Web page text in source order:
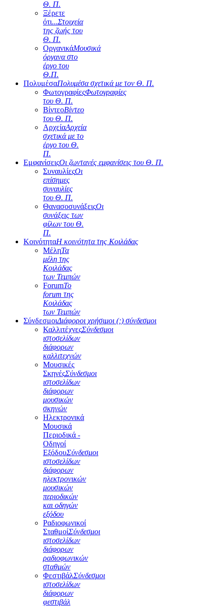
Θ. Π.
Ξέρετε
ότι...Στοιχεία
της ζωής του
Θ. Π.
ΟργανικάΜουσικά
όργανα στο
έργο του
Θ.Π.
ΠολυμέσαΠολυμέσα σχετικά με τον Θ. Π.
ΦωτογραφίεςΦωτογραφίες
του Θ. Π.
ΒίντεοΒίντεο
του Θ. Π.
ΑρχείαΑρχεία
σχετικά με το
έργο του Θ.
Π.
ΕμφανίσειςΟι ζωντανές εμφανίσεις του Θ. Π.
ΣυναυλίεςΟι
επίσημες
συναυλίες
του Θ. Π.
ΘανασοσυνάξειςΟι
συνάξεις των
φίλων του Θ.
Π.
ΚοινότηταΗ κοινότητα της Κοιλάδας
ΜέληΤα
μέλη της
Κοιλάδας
των Τεμπών
ForumΤο
forum της
Κοιλάδας
των Τεμπών
ΣύνδεσμοιΔιάφοροι χρήσιμοι (;) σύνδεσμοι
ΚαλλιτέχνεςΣύνδεσμοι
ιστοσελίδων
διάφορων
καλλιτεχνών
Μουσικές
ΣκηνέςΣύνδεσμοι
ιστοσελίδων
διάφορων
μουσικών
σκηνών
Ηλεκτρονικά
Μουσικά
Περιοδικά -
Οδηγοί
ΕξόδουΣύνδεσμοι
ιστοσελίδων
διάφορων
ηλεκτρονικών
μουσικών
περιοδικών
και οδηγών
εξόδου
Ραδιοφωνικοί
ΣταθμοίΣύνδεσμοι
ιστοσελίδων
διάφορων
ραδιοφωνικών
σταθμών
ΦεστιβάλΣύνδεσμοι
ιστοσελίδων
διάφορων
φεστιβάλ